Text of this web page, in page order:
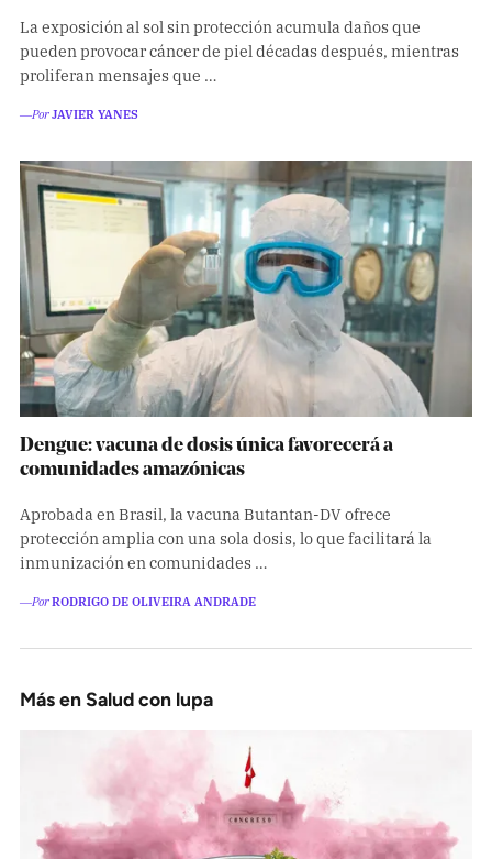
La exposición al sol sin protección acumula daños que
pueden provocar cáncer de piel décadas después, mientras
proliferan mensajes que …
―PorJAVIER YANES
Dengue: vacuna de dosis única favorecerá a
comunidades amazónicas
Aprobada en Brasil, la vacuna Butantan-DV ofrece
protección amplia con una sola dosis, lo que facilitará la
inmunización en comunidades …
―PorRODRIGO DE OLIVEIRA ANDRADE
Más en Salud con lupa